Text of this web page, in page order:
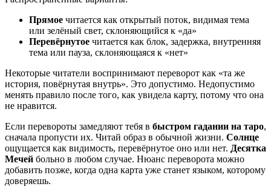
Прямое читается как открытый поток, видимая тема
или зелёный свет, склоняющийся к «да»
Перевёрнутое читается как блок, задержка, внутренняя
тема или пауза, склоняющаяся к «нет»
Некоторые читатели воспринимают переворот как «та же
история, повёрнутая внутрь». Это допустимо. Недопустимо
менять правило после того, как увидела карту, потому что она
не нравится.
Если перевороты замедляют тебя в быстром гадании на таро,
сначала пропусти их. Читай образ в обычной жизни. Солнце
ощущается как видимость, перевёрнутое оно или нет. Десятка
Мечей больно в любом случае. Нюанс переворота можно
добавить позже, когда одна карта уже станет языком, которому
доверяешь.